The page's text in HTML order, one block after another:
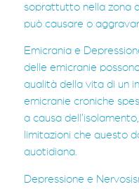
soprattutto nella zona
può causare o
Emicrania e
delle emicranie
qualità della vita di un
emicranie croniche
a causa
limitazioni che questo
quotidiana.
Depressione e